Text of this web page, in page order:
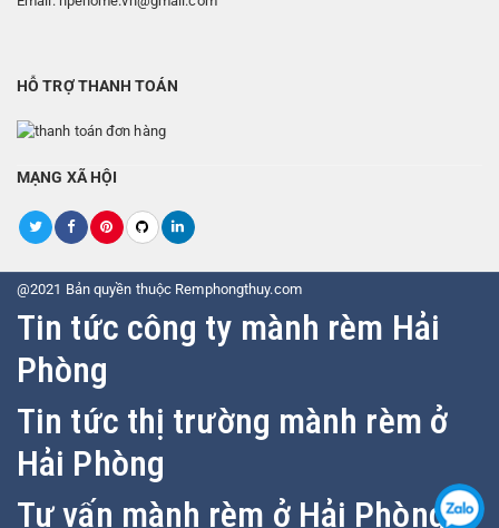
HỖ TRỢ THANH TOÁN
MẠNG XÃ HỘI
@2021 Bản quyền thuộc Remphongthuy.com
Tin tức công ty mành rèm Hải
Phòng
Tin tức thị trường mành rèm ở
Hải Phòng
Tư vấn mành rèm ở Hải Phòng